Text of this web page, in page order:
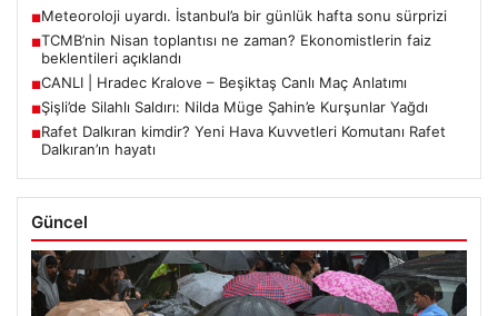
■Meteoroloji uyardı. İstanbul’a bir günlük hafta sonu sürprizi
■TCMB’nin Nisan toplantısı ne zaman? Ekonomistlerin faiz
beklentileri açıklandı
■CANLI | Hradec Kralove – Beşiktaş Canlı Maç Anlatımı
■Şişli’de Silahlı Saldırı: Nilda Müge Şahin’e Kurşunlar Yağdı
■Rafet Dalkıran kimdir? Yeni Hava Kuvvetleri Komutanı Rafet
Dalkıran’ın hayatı
Güncel